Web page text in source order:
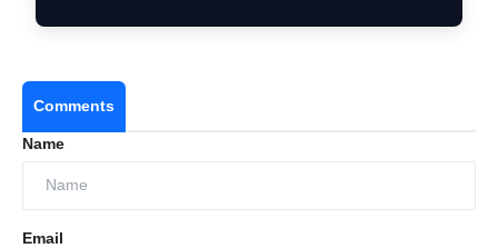
Comments
Name
Email